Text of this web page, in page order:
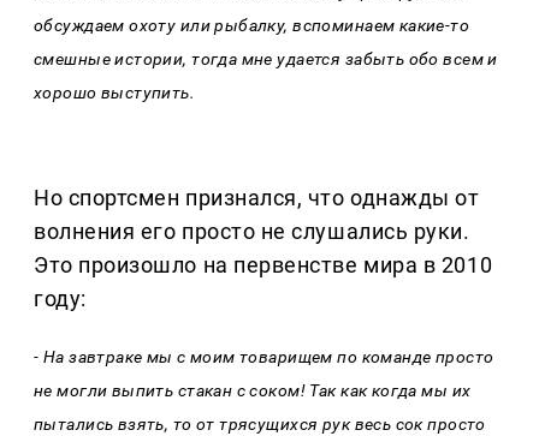
обсуждаем охоту или рыбалку, вспоминаем какие-то
смешные истории, тогда мне удается забыть обо всем и
хорошо выступить.
Но спортсмен признался, что однажды от
волнения его просто не слушались руки.
Это произошло на первенстве мира в 2010
году:
- На завтраке мы с моим товарищем по команде просто
не могли выпить стакан с соком! Так как когда мы их
пытались взять, то от трясущихся рук весь сок просто